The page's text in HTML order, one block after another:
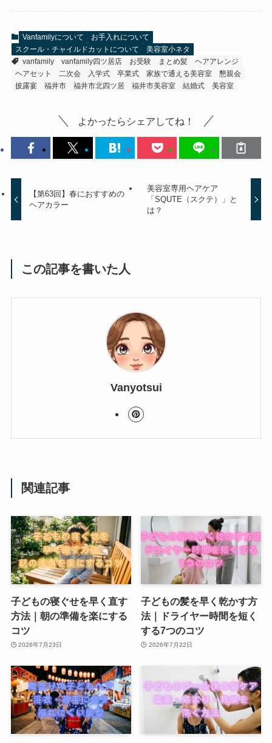
Vanfamilyについて
お手入れについて
スクール・チャイルドカットについて
美容室小ネタ
vanfamily
vanfamily四ツ居店 お受験 まとめ髪
ヘアアレンジ
ヘアセット
二次会 入学式 卒業式 家族で通える美容室
懇親会
披露宴
福井市 福井市北四ツ居 福井市美容室 結婚式 美容室
よかったらシェアしてね！
【第63回】春におすすめの
ヘアカラー
美容室専用ヘアケア
「SQUTE（スクテ）」と
は？
この記事を書いた人
Vanyotsui
関連記事
子どもの寝ぐせを早く直す
方法｜朝の準備を楽にする
コツ
2026年7月23日
子どもの髪を早く乾かす方
法｜ドライヤー時間を短く
する7つのコツ
2026年7月22日